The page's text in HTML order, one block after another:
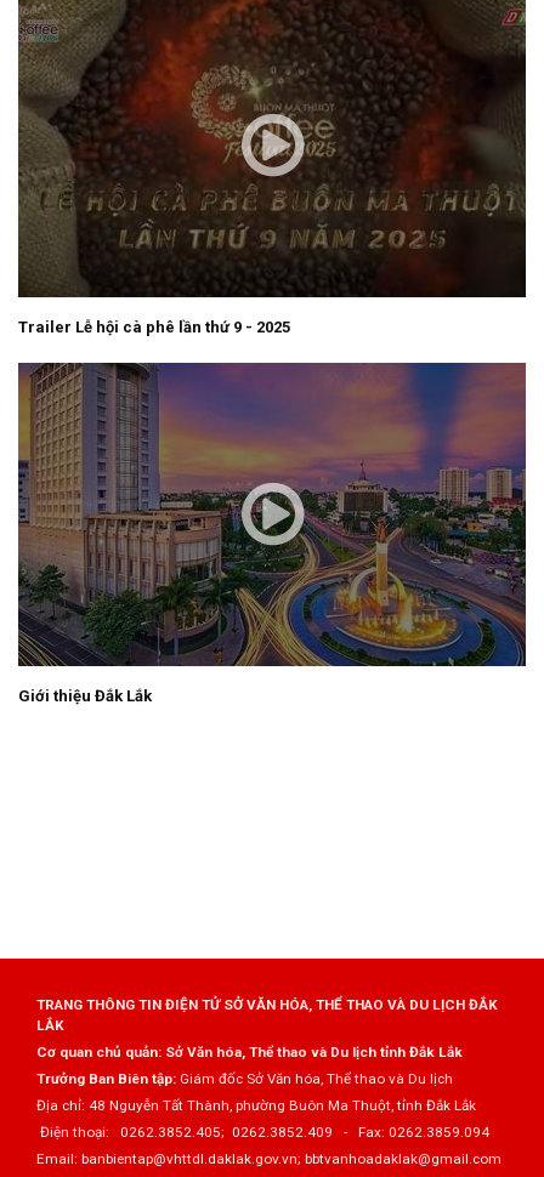
Trailer Lễ hội cà phê lần thứ 9 - 2025
Giới thiệu Đắk Lắk
TRANG THÔNG TIN ĐIỆN TỬ SỞ VĂN HÓA, THỂ THAO VÀ DU LỊCH ĐẮK
LẮK
Cơ quan chủ quản: Sở Văn hóa, Thể thao và Du lịch tỉnh Đắk Lắk
Trưởng Ban Biên tập: Giám đốc Sở Văn hóa, Thể thao và Du lịch
Địa chỉ: 48 Nguyễn Tất Thành, phường Buôn Ma Thuột, tỉnh Đắk Lắk
Điện thoại: 0262.3852.405; 0262.3852.409 - Fax: 0262.3859.094
Email: banbientap@vhttdl.daklak.gov.vn; bbtvanhoadaklak@gmail.com